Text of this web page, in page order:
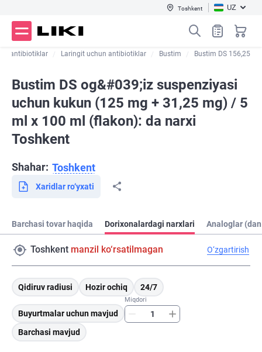
Toshkent UZ
antibiotiklar Laringit uchun antibiotiklar Bustim Bustim DS 156,25
Bustim DS og&#039;iz suspenziyasi
uchun kukun (125 mg + 31,25 mg) / 5
ml x 100 ml (flakon): da narxi
Toshkent
Shahar: Toshkent
Xaridlar ro‘yxati
Barchasi tovar haqida Dorixonalardagi narxlari Analoglar
Toshkent manzil ko‘rsatilmagan O‘zgartirish
Qidiruv radiusi Hozir ochiq 24/7
Buyurtmalar uchun mavjud
Miqdori
Barchasi mavjud